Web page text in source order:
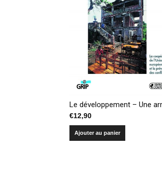
€12,90
Ajouter au panier